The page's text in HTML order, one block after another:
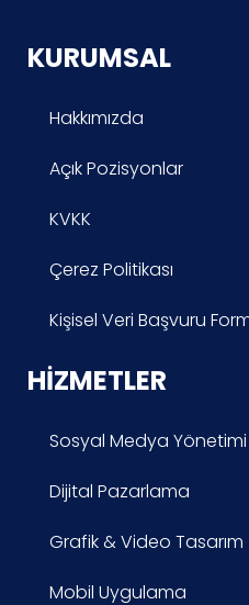
KURUMSAL
Hakkımızda
Açık Pozisyonlar
KVKK
Çerez Politikası
Kişisel Veri Başvuru
HIZMETLER
Sosyal Medya Yönetimi
Dijital Pazarlama
Grafik & Video Tasarım
Mobil Uygulama